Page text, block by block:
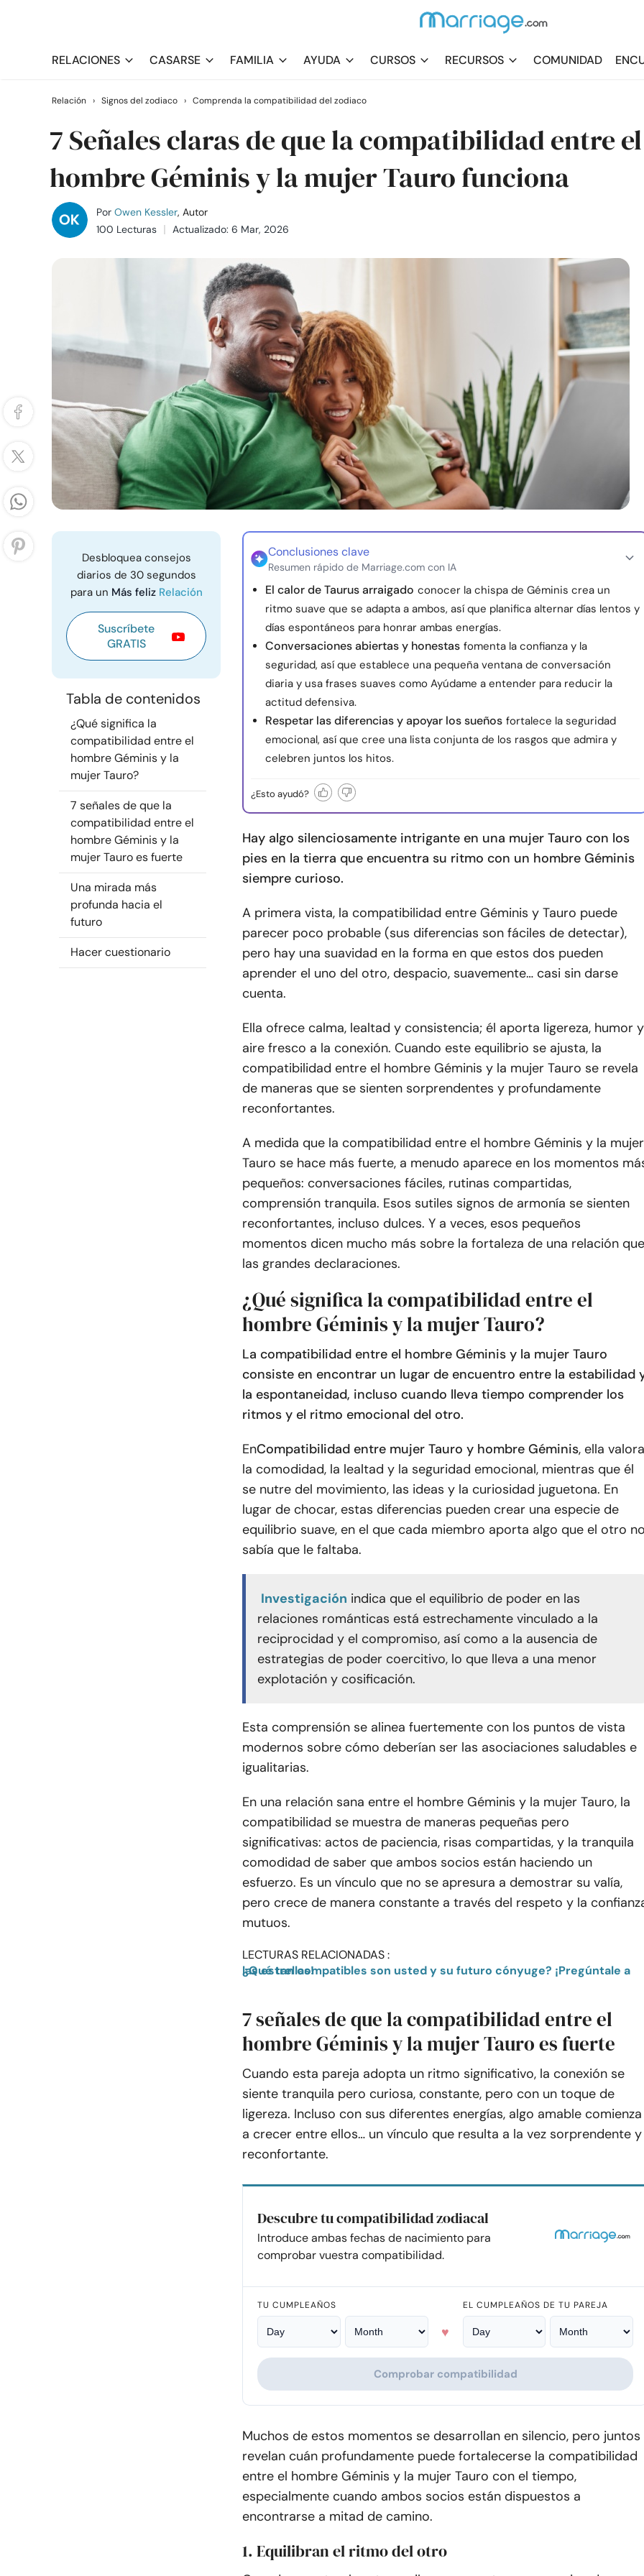
RELACIONES CASARSE FAMILIA AYUDA CURSOS RECURSOS COMUNIDAD
Relación › Signos del zodiaco › Comprenda la compatibilidad del zodiaco
7 Señales claras de que la compatibilidad entre el
hombre Géminis y la mujer Tauro funciona
Por Owen Kessler, Autor
100 Lecturas
Actualizado: 6 Mar, 2026
Desbloquea consejos
diarios de 30 segundos
para un Más feliz Relación
Suscríbete
GRATIS
Tabla de contenidos
¿Qué significa la
compatibilidad entre el
hombre Géminis y la
mujer Tauro?
7 señales de que la
compatibilidad entre el
hombre Géminis y la
mujer Tauro es fuerte
Una mirada más
profunda hacia el
futuro
Hacer cuestionario
Conclusiones clave
Resumen rápido de Marriage.com con IA
El calor de Taurus arraigado conocer la chispa de Géminis crea un
ritmo suave que se adapta a ambos, así que planifica alternar días lentos y
días espontáneos para honrar ambas energías.
Conversaciones abiertas y honestas fomenta la confianza y la
seguridad, así que establece una pequeña ventana de conversación
diaria y usa frases suaves como Ayúdame a entender para reducir la
actitud defensiva.
Respetar las diferencias y apoyar los sueños fortalece la seguridad
emocional, así que cree una lista conjunta de los rasgos que admira y
celebren juntos los hitos.
¿Esto ayudó?
Hay algo silenciosamente intrigante en una mujer Tauro con los
pies en la tierra que encuentra su ritmo con un hombre Géminis
siempre curioso.
A primera vista, la compatibilidad entre Géminis y Tauro puede
parecer poco probable (sus diferencias son fáciles de detectar),
pero hay una suavidad en la forma en que estos dos pueden
aprender el uno del otro, despacio, suavemente… casi sin darse
cuenta.
Ella ofrece calma, lealtad y consistencia; él aporta ligereza, humor y
aire fresco a la conexión. Cuando este equilibrio se ajusta, la
compatibilidad entre el hombre Géminis y la mujer Tauro se revela
de maneras que se sienten sorprendentes y profundamente
reconfortantes.
A medida que la compatibilidad entre el hombre Géminis y la mujer
Tauro se hace más fuerte, a menudo aparece en los momentos
pequeños: conversaciones fáciles, rutinas compartidas,
comprensión tranquila. Esos sutiles signos de armonía se sienten
reconfortantes, incluso dulces. Y a veces, esos pequeños
momentos dicen mucho más sobre la fortaleza de una relación que
las grandes declaraciones.
¿Qué significa la compatibilidad entre el
hombre Géminis y la mujer Tauro?
La compatibilidad entre el hombre Géminis y la mujer Tauro
consiste en encontrar un lugar de encuentro entre la estabilidad
la espontaneidad, incluso cuando lleva tiempo comprender los
ritmos y el ritmo emocional del otro.
EnCompatibilidad entre mujer Tauro y hombre Géminis, ella valora
la comodidad, la lealtad y la seguridad emocional, mientras que él
se nutre del movimiento, las ideas y la curiosidad juguetona. En
lugar de chocar, estas diferencias pueden crear una especie de
equilibrio suave, en el que cada miembro aporta algo que el otro
sabía que le faltaba.
Investigación indica que el equilibrio de poder en las
relaciones románticas está estrechamente vinculado a la
reciprocidad y el compromiso, así como a la ausencia de
estrategias de poder coercitivo, lo que lleva a una menor
explotación y cosificación.
Esta comprensión se alinea fuertemente con los puntos de vista
modernos sobre cómo deberían ser las asociaciones saludables e
igualitarias.
En una relación sana entre el hombre Géminis y la mujer Tauro, la
compatibilidad se muestra de maneras pequeñas pero
significativas: actos de paciencia, risas compartidas, y la tranquila
comodidad de saber que ambos socios están haciendo un
esfuerzo. Es un vínculo que no se apresura a demostrar su valía,
pero crece de manera constante a través del respeto y la
mutuos.
LECTURAS RELACIONADAS :
¿Qué tan compatibles son usted y su futuro cónyuge? ¡Pregúntale a las estrellas!
7 señales de que la compatibilidad entre el
hombre Géminis y la mujer Tauro es fuerte
Cuando esta pareja adopta un ritmo significativo, la conexión se
siente tranquila pero curiosa, constante, pero con un toque de
ligereza. Incluso con sus diferentes energías, algo amable comienza
a crecer entre ellos… un vínculo que resulta a la vez sorprendente y
reconfortante.
Descubre tu compatibilidad zodiacal
Introduce ambas fechas de nacimiento para
comprobar vuestra compatibilidad.
TU CUMPLEAÑOS
♥
EL CUMPLEAÑOS DE TU PAREJA
Comprobar compatibilidad
Muchos de estos momentos se desarrollan en silencio, pero juntos
revelan cuán profundamente puede fortalecerse la compatibilidad
entre el hombre Géminis y la mujer Tauro con el tiempo,
especialmente cuando ambos socios están dispuestos a
encontrarse a mitad de camino.
1. Equilibran el ritmo del otro